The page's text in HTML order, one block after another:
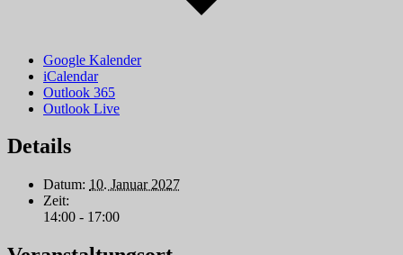
Google Kalender
iCalendar
Outlook 365
Outlook Live
Details
Datum: 10. Januar 2027
Zeit:
14:00 - 17:00